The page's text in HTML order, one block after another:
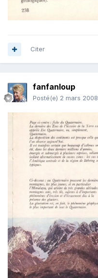
Citer
fanfanloup
Posté(e) 2 mars 2008